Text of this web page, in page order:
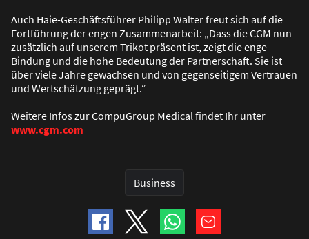
Auch Haie-Geschäftsführer Philipp Walter freut sich auf die
Fortführung der engen Zusammenarbeit: „Dass die CGM nun
zusätzlich auf unserem Trikot präsent ist, zeigt die enge
Bindung und die hohe Bedeutung der Partnerschaft. Sie ist
über viele Jahre gewachsen und von gegenseitigem Vertrauen
und Wertschätzung geprägt.“
Weitere Infos zur CompuGroup Medical findet Ihr unter
www.cgm.com
Business